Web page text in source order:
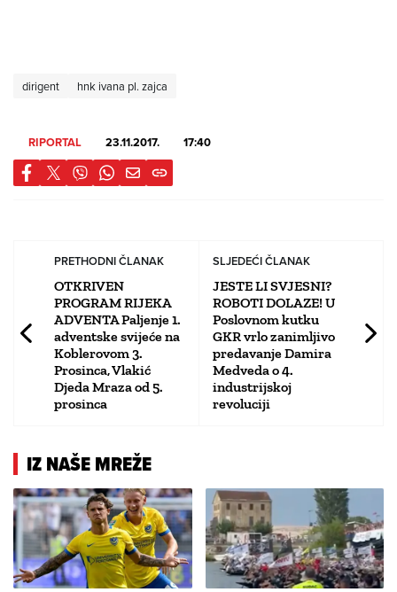
dirigent hnk ivana pl. zajca
RIPORTAL 23.11.2017. 17:40
PRETHODNI ČLANAK
OTKRIVEN
PROGRAM RIJEKA
ADVENTA Paljenje 1.
adventske svijeće na
Koblerovom 3.
Prosinca, Vlakić
Djeda Mraza od 5.
prosinca
SLJEDEĆI ČLANAK
JESTE LI SVJESNI?
ROBOTI DOLAZE! U
Poslovnom kutku
GKR vrlo zanimljivo
predavanje Damira
Medveda o 4.
industrijskoj
revoluciji
IZ NAŠE MREŽE